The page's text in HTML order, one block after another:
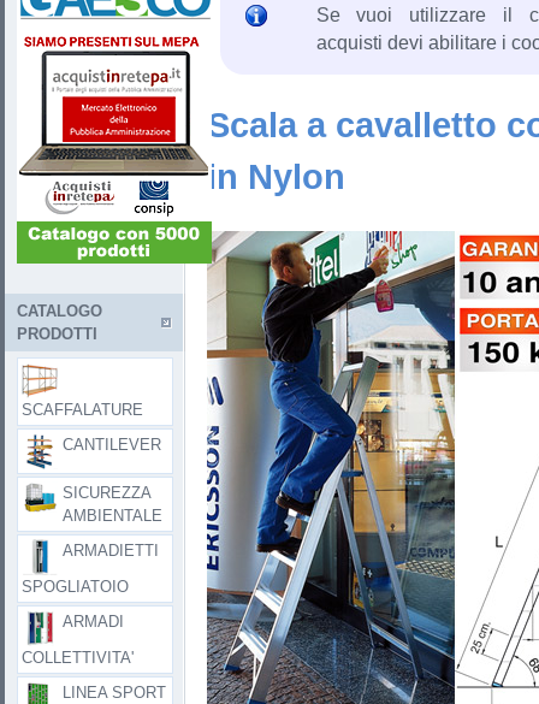
Se vuoi utilizzare il
acquisti devi abilitare i
Scala a cavalletto
in Nylon
CATALOGO
PRODOTTI
SCAFFALATURE
CANTILEVER
SICUREZZA
AMBIENTALE
ARMADIETTI
SPOGLIATOIO
ARMADI
COLLETTIVITA'
LINEA SPORT